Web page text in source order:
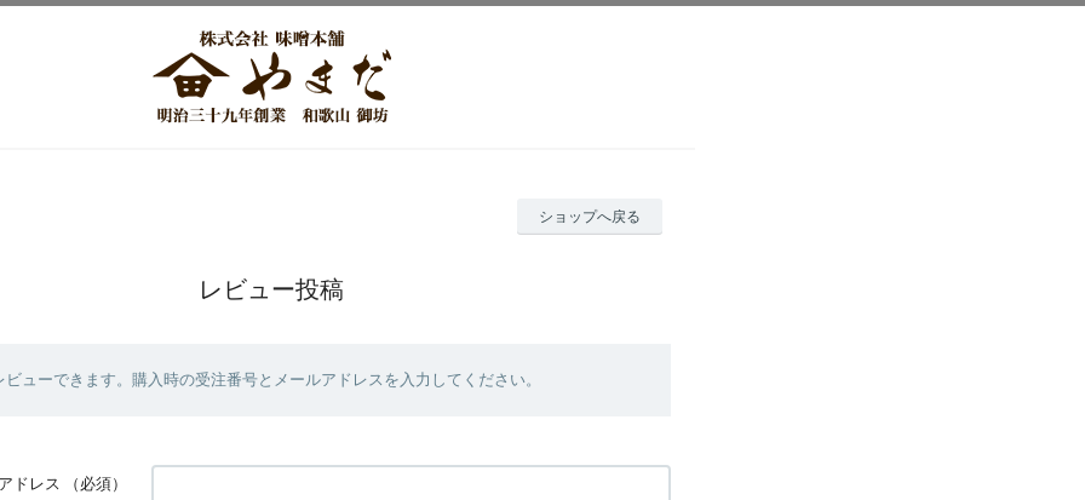
ショップへ戻る
レビュー投稿
ューできます。購入時の受注番号とメールアドレスを入力してください。
ドレス （必須）